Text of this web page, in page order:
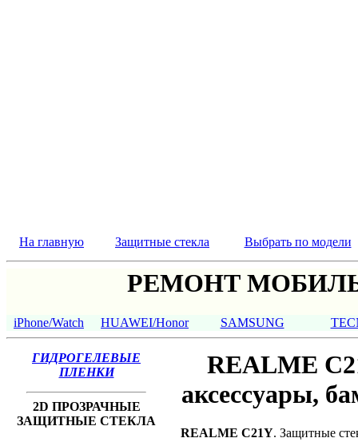
На главную Защитные стекла Выбрать по модели
РЕМОНТ
iPhone/Watch HUAWEI/Honor SAMSUNG
ГИДРОГЕЛЕВЫЕ
ПЛЕНКИ
2D ПРОЗРАЧНЫЕ
ЗАЩИТНЫЕ СТЕКЛА
REALME
аксессуары,
REALME C21Y. Защитные